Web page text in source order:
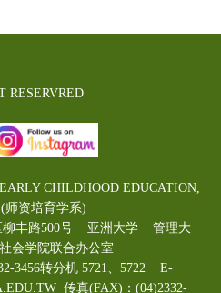
RESERVRED
CHILDHOOD EDUCATION,
师资培育学系)
柳丰路500号 亚洲大学 管理大
会学院联合办公室
3456转分机 5721、5722 E-
传真(FAX)：(04)2332-